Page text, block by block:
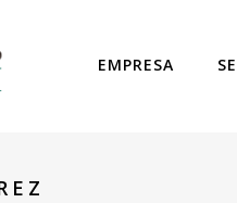
EMPRESA